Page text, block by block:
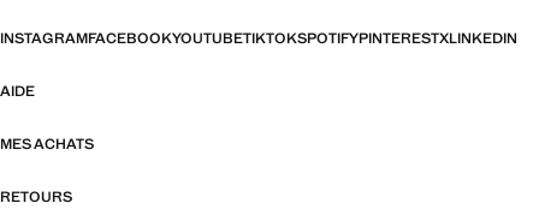
INSTAGRAMFACEBOOKYOUTUBETIKTOKSPOTIFYPINTERESTXLINKEDIN
AIDE
MES ACHATS
RETOURS